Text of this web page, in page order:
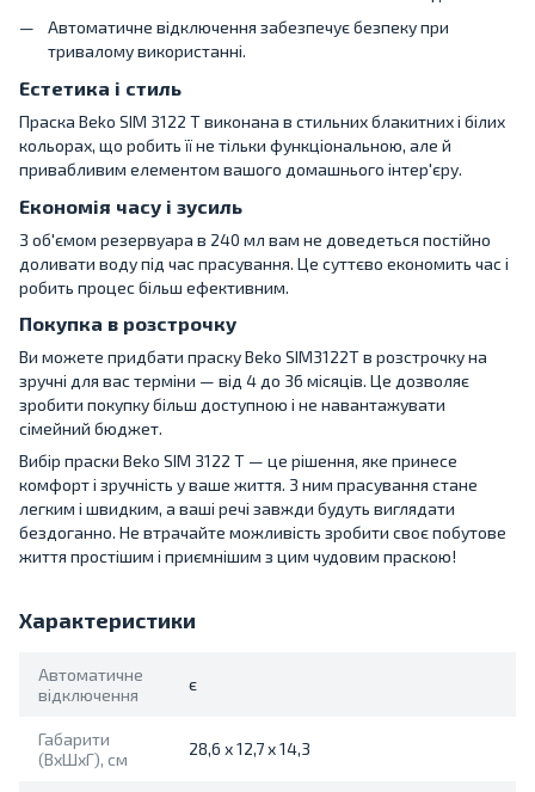
Автоматичне відключення забезпечує безпеку при
тривалому використанні.
Естетика і стиль
Праска Beko SIM 3122 T виконана в стильних блакитних і білих
кольорах, що робить її не тільки функціональною, але й
привабливим елементом вашого домашнього інтер'єру.
Економія часу і зусиль
З об'ємом резервуара в 240 мл вам не доведеться постійно
доливати воду під час прасування. Це суттєво економить час і
робить процес більш ефективним.
Покупка в розстрочку
Ви можете придбати праску Beko SIM3122T в розстрочку на
зручні для вас терміни — від 4 до 36 місяців. Це дозволяє
зробити покупку більш доступною і не навантажувати
сімейний бюджет.
Вибір праски Beko SIM 3122 T — це рішення, яке принесе
комфорт і зручність у ваше життя. З ним прасування стане
легким і швидким, а ваші речі завжди будуть виглядати
бездоганно. Не втрачайте можливість зробити своє побутове
життя простішим і приємнішим з цим чудовим праскою!
Характеристики
Автоматичне
відключення
є
Габарити
(ВхШхГ), см
28,6 х 12,7 х 14,3